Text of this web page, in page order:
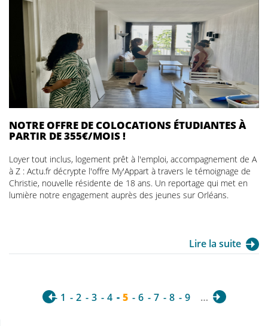
NOTRE OFFRE DE COLOCATIONS ÉTUDIANTES À
PARTIR DE 355€/MOIS !
Loyer tout inclus, logement prêt à l'emploi, accompagnement de A
à Z : Actu.fr décrypte l'offre My'Appart à travers le témoignage de
Christie, nouvelle résidente de 18 ans. Un reportage qui met en
lumière notre engagement auprès des jeunes sur Orléans.
Lire la suite
1 2 3 4 5 6 7 8 9 …